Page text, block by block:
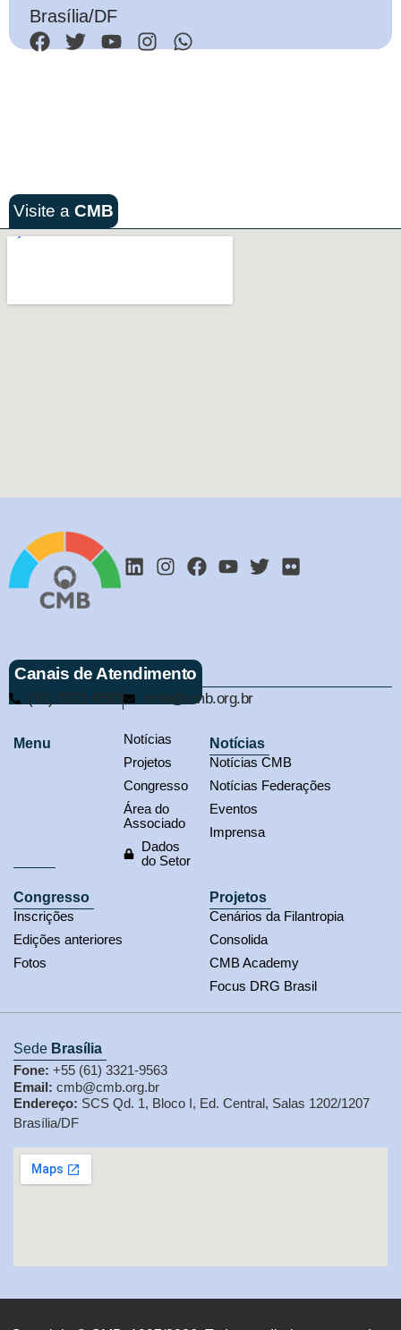
Brasília/DF
Visite a CMB
Canais de Atendimento
(61) 3321-9563 cmb@cmb.org.br
Menu
Notícias
Projetos
Congresso
Área do
Associado
Dados
do Setor
Notícias
Notícias CMB
Notícias Federações
Eventos
Imprensa
Congresso
Inscrições
Edições anteriores
Fotos
Projetos
Cenários da Filantropia
Consolida
CMB Academy
Focus DRG Brasil
Sede Brasília
Fone: +55 (61) 3321-9563
Email: cmb@cmb.org.br
Endereço: SCS Qd. 1, Bloco I, Ed. Central, Salas 1202/1207
Brasília/DF